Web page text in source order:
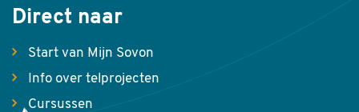
Direct naar
Start van Mijn Sovon
Info over telprojecten
Cursussen